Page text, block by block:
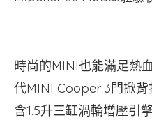
時尚的MINI也能滿足熱
代MINI Cooper 3門掀
含1.5升三缸渦輪增壓引